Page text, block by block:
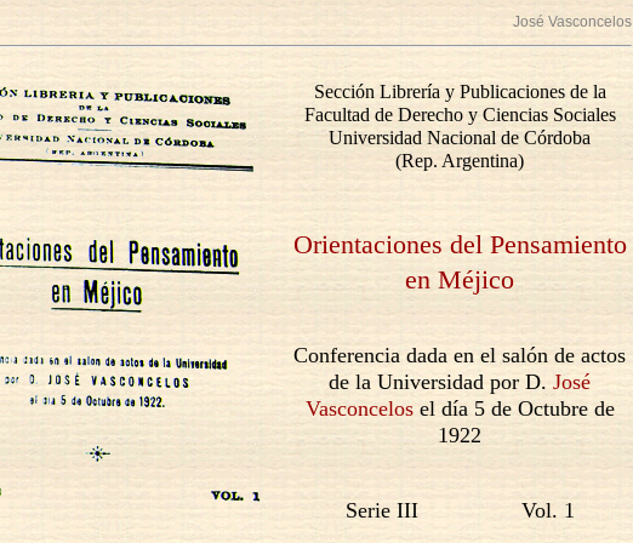
José Vasconcelos
Sección Librería y Publicaciones de la
Facultad de Derecho y Ciencias Sociales
Universidad Nacional de Córdoba
(Rep. Argentina)
Orientaciones del Pensamiento
en Méjico
Conferencia dada en el salón de actos
de la Universidad por D. José
Vasconcelosel día 5 de Octubre de
1922
Serie III Vol. 1